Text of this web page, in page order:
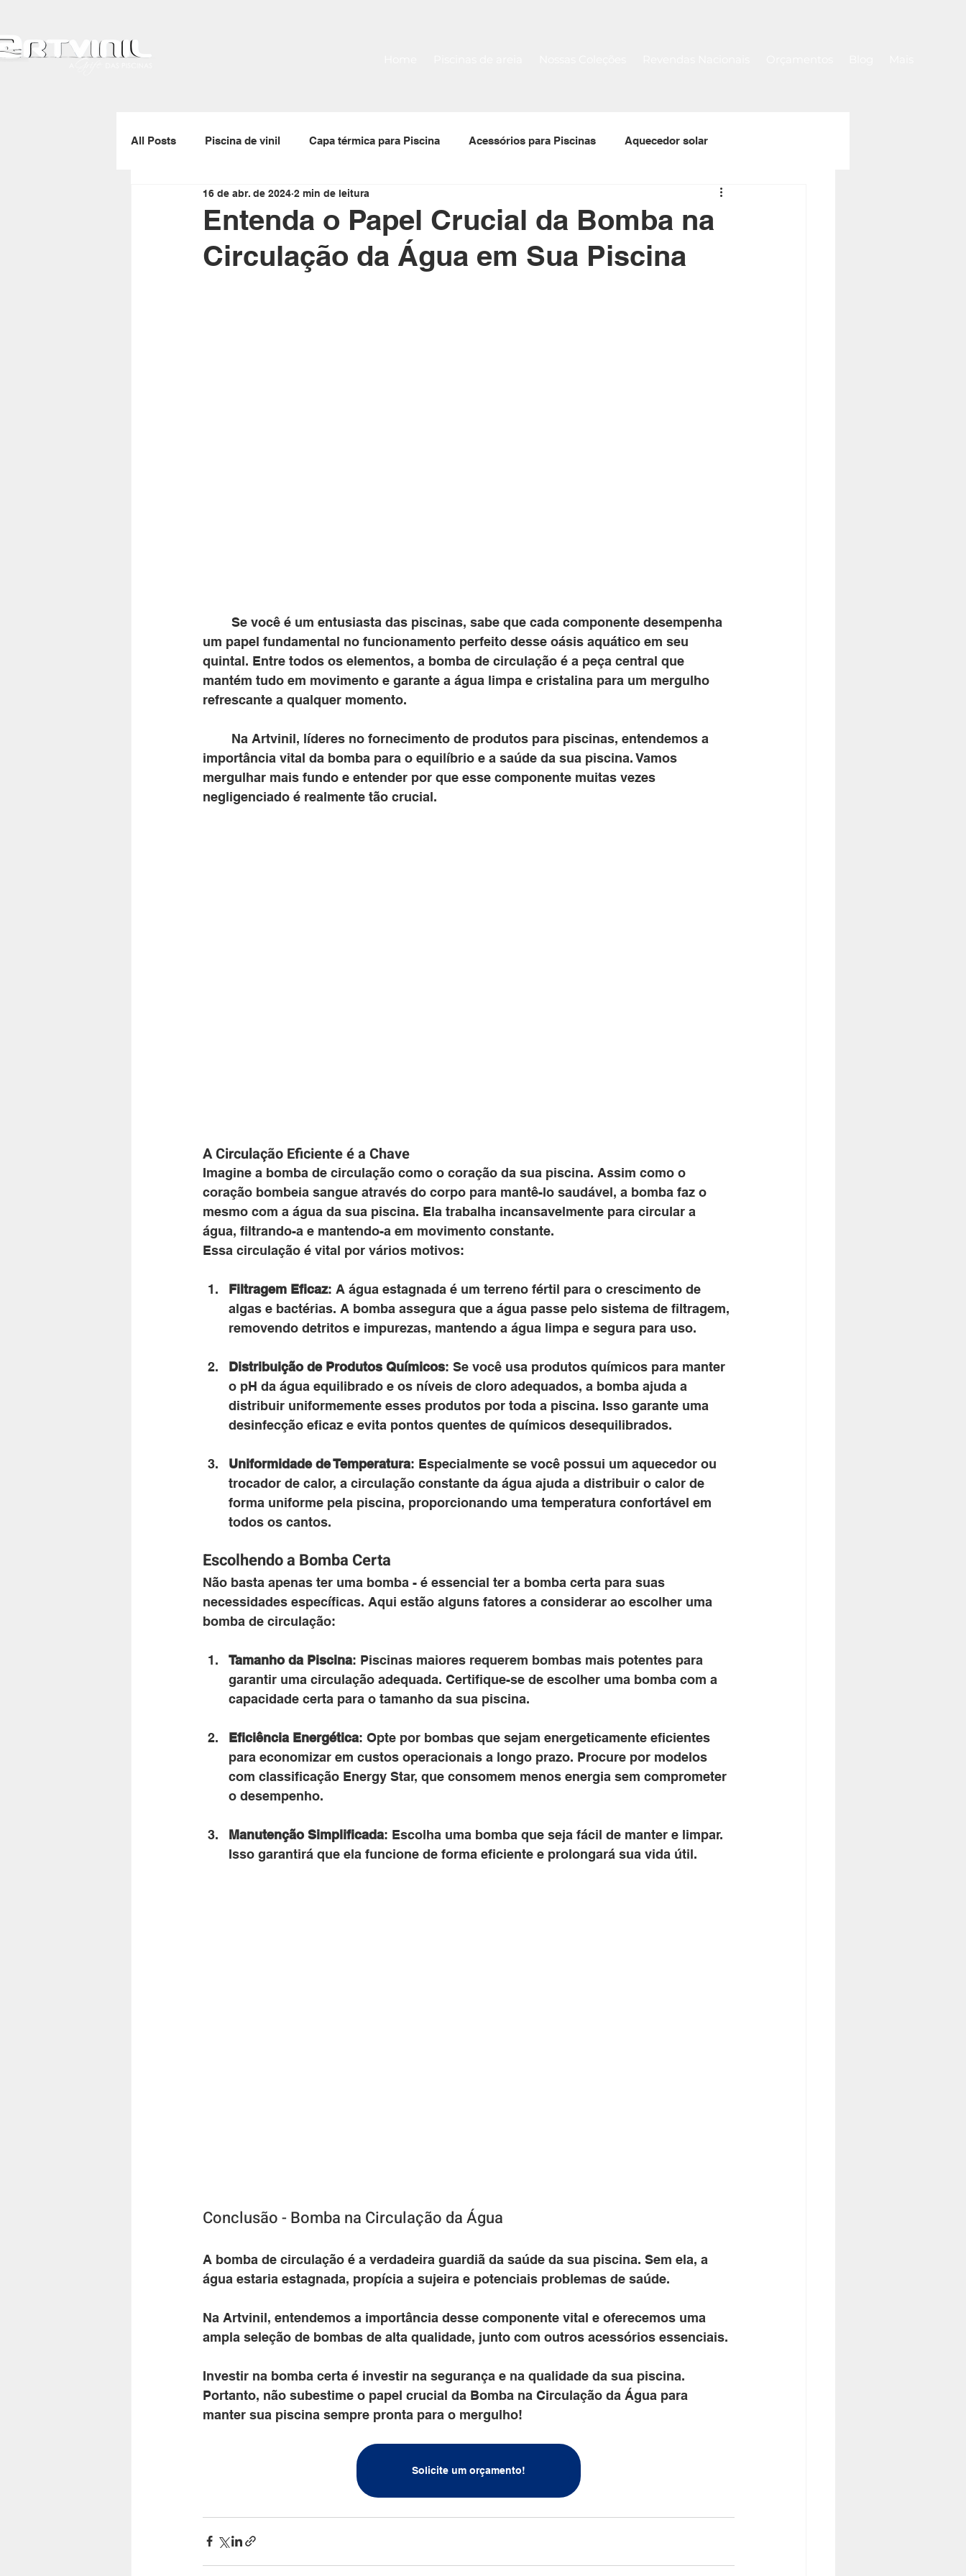
All Posts Piscina de vinil Capa térmica para Piscina Acessórios para Piscinas Aquecedor solar
Gerador de ozônio Skimmer para piscinas Rolos de capa térmica
Enrolador de capas térmicas Tela Armada Piscina Pré-Moldada Térmica Stk
Entenda o Papel Crucial da Bomba na
Circulação da Água em Sua Piscina
16 de abr. de 2024 2 min de leitura
um papel fundamental no funcionamento perfeito desse oásis aquático em seu
quintal. Entre todos os elementos, a bomba de circulação é a peça central que
mantém tudo em movimento e garante a água limpa e cristalina para um mergulho
refrescante a qualquer momento.
importância vital da bomba para o equilíbrio e a saúde da sua piscina. Vamos
mergulhar mais fundo e entender por que esse componente muitas vezes
negligenciado é realmente tão crucial.
A Circulação Eficiente é a Chave
Imagine a bomba de circulação como o coração da sua piscina. Assim como o
coração bombeia sangue através do corpo para mantê-lo saudável, a bomba faz o
mesmo com a água da sua piscina. Ela trabalha incansavelmente para circular a
água, filtrando-a e mantendo-a em movimento constante.
Essa circulação é vital por vários motivos:
Filtragem Eficaz: A água estagnada é um terreno fértil para o crescimento de
algas e bactérias. A bomba assegura que a água passe pelo sistema de filtragem,
removendo detritos e impurezas, mantendo a água limpa e segura para uso.
Distribuição de Produtos Químicos: Se você usa produtos químicos para manter
o pH da água equilibrado e os níveis de cloro adequados, a bomba ajuda a
distribuir uniformemente esses produtos por toda a piscina. Isso garante uma
desinfecção eficaz e evita pontos quentes de químicos desequilibrados.
Uniformidade de Temperatura: Especialmente se você possui um aquecedor ou
trocador de calor, a circulação constante da água ajuda a distribuir o calor de
forma uniforme pela piscina, proporcionando uma temperatura confortável em
todos os cantos.
Escolhendo a Bomba Certa
Não basta apenas ter uma bomba - é essencial ter a bomba certa para suas
necessidades específicas. Aqui estão alguns fatores a considerar ao escolher uma
bomba de circulação:
Tamanho da Piscina: Piscinas maiores requerem bombas mais potentes para
garantir uma circulação adequada. Certifique-se de escolher uma bomba com a
capacidade certa para o tamanho da sua piscina.
Eficiência Energética: Opte por bombas que sejam energeticamente eficientes
para economizar em custos operacionais a longo prazo. Procure por modelos
com classificação Energy Star, que consomem menos energia sem comprometer
o desempenho.
Manutenção Simplificada: Escolha uma bomba que seja fácil de manter e limpar.
Isso garantirá que ela funcione de forma eficiente e prolongará sua vida útil.
Conclusão - Bomba na Circulação da Água
A bomba de circulação é a verdadeira guardiã da saúde da sua piscina. Sem ela, a
água estaria estagnada, propícia a sujeira e potenciais problemas de saúde.
Na Artvinil, entendemos a importância desse componente vital e oferecemos uma
ampla seleção de bombas de alta qualidade, junto com outros acessórios essenciais.
Investir na bomba certa é investir na segurança e na qualidade da sua piscina.
Portanto, não subestime o papel crucial da Bomba na Circulação da Água para
manter sua piscina sempre pronta para o mergulho!
Solicite um orçamento!